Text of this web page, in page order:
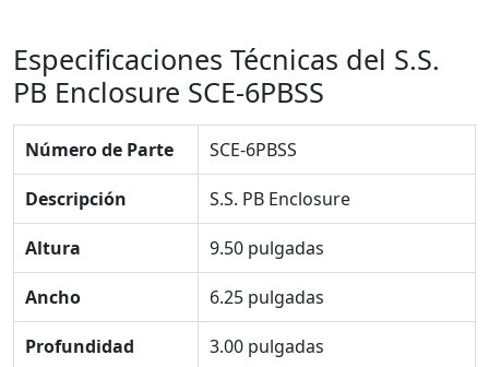
Especificaciones Técnicas del S.S.
PB Enclosure SCE-6PBSS
Número de Parte SCE-6PBSS
Descripción S.S. PB Enclosure
Altura 9.50 pulgadas
Ancho 6.25 pulgadas
Profundidad 3.00 pulgadas